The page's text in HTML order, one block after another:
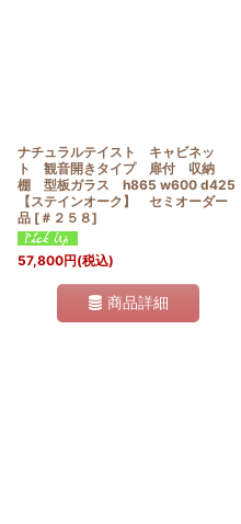
ナチュラルテイスト キャビネッ
ト 観音開きタイプ 扉付 収納
棚 型板ガラス h865 w600 d425
【ステインオーク】 セミオーダー
品 [ ＃２５８]
57,800円(税込)
商品詳細